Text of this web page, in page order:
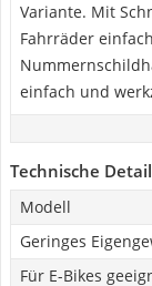
Variante. Mit
Fahrräder
einfach und
Technische
Modell
Geringes
Für E-Bikes